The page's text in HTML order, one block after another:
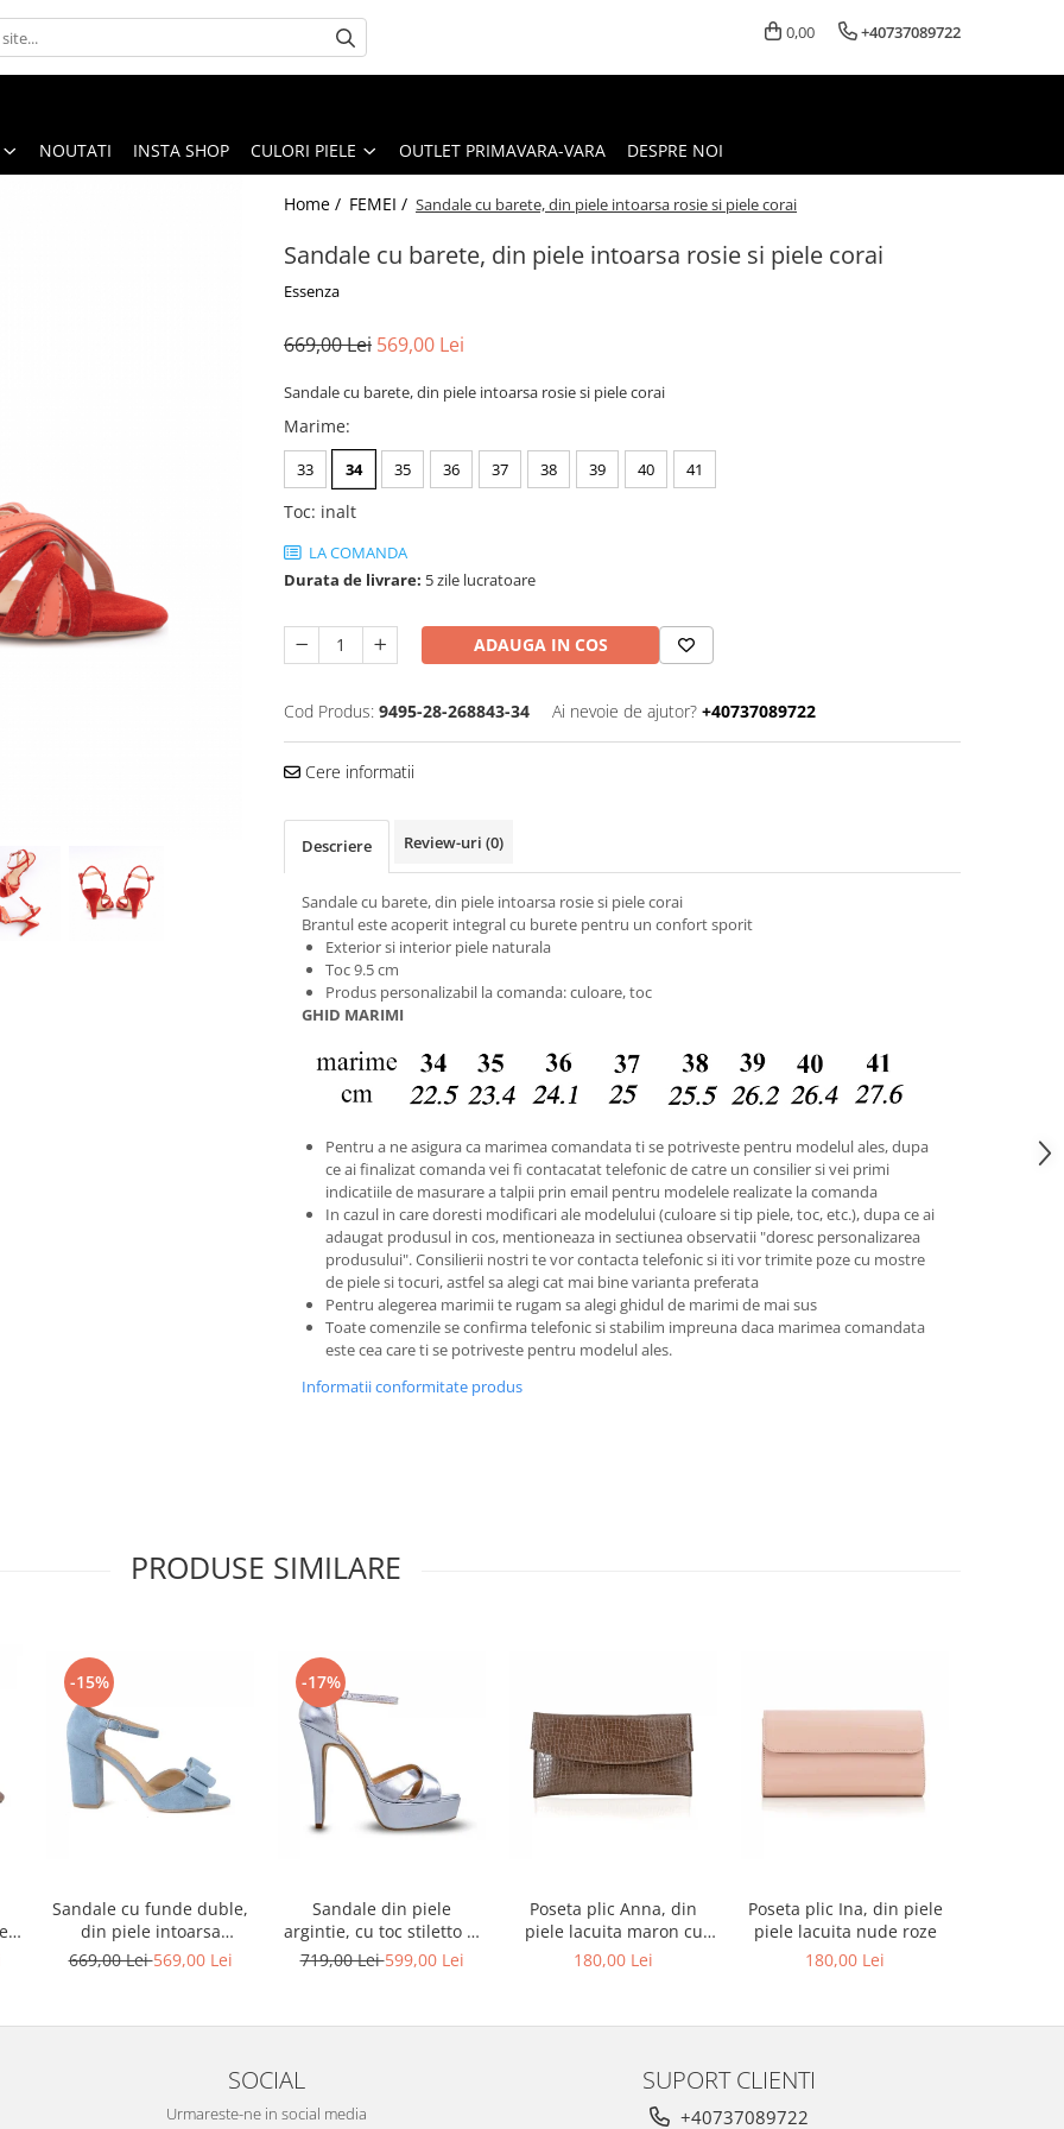
0,00 +40737089722
NOUTATI INSTA SHOP CULORI PIELE OUTLET PRIMAVARA-VARA DESPRE NOI
Home / FEMEI / Sandale cu barete, din piele intoarsa rosie si piele corai
Sandale cu barete, din piele intoarsa rosie si piele corai
Essenza
669,00 Lei 569,00 Lei
Sandale cu barete, din piele intoarsa rosie si piele corai
Marime:
33 34 35 36 37 38 39 40 41
Toc: inalt
LA COMANDA
Durata de livrare: 5 zile lucratoare
ADAUGA IN COS
Cod Produs: 9495-28-268843-34 Ai nevoie de ajutor? +40737089722
Cere informatii
Descriere Review-uri (0)
Sandale cu barete, din piele intoarsa rosie si piele corai
Brantul este acoperit integral cu burete pentru un confort sporit
Exterior si interior piele naturala
Toc 9.5 cm
Produs personalizabil la comanda: culoare, toc
GHID MARIMI
Pentru a ne asigura ca marimea comandata ti se potriveste pentru modelul ales, dupa
ce ai finalizat comanda vei fi contacatat telefonic de catre un consilier si vei primi
indicatiile de masurare a talpii prin email pentru modelele realizate la comanda
In cazul in care doresti modificari ale modelului (culoare si tip piele, toc, etc.), dupa ce ai
adaugat produsul in cos, mentioneaza in sectiunea observatii "doresc personalizarea
produsului". Consilierii nostri te vor contacta telefonic si iti vor trimite poze cu mostre
de piele si tocuri, astfel sa alegi cat mai bine varianta preferata
Pentru alegerea marimii te rugam sa alegi ghidul de marimi de mai sus
Toate comenzile se confirma telefonic si stabilim impreuna daca marimea comandata
este cea care ti se potriveste pentru modelul ales.
Informatii conformitate produs
PRODUSE SIMILARE
-15%
Sandale cu funde duble,
din piele intoarsa
albastru deschis
669,00 Lei569,00 Lei
-17%
Sandale din piele
argintie, cu toc stiletto si
platforma
719,00 Lei599,00 Lei
Poseta plic Anna, din
piele lacuita maron cu
textura croco
180,00 Lei
Poseta plic Ina, din piele
piele lacuita nude roze
180,00 Lei
SOCIAL
Urmareste-ne in social media
SUPORT CLIENTI
+40737089722